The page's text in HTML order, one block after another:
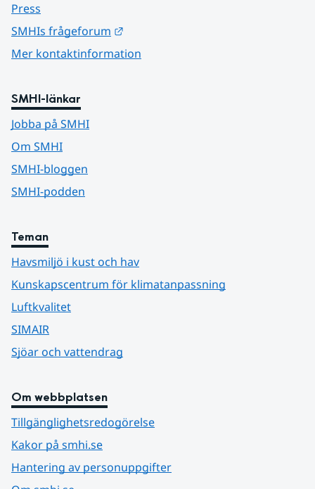
Press
SMHIs frågeforum
Mer kontaktinformation
SMHI-länkar
Jobba på SMHI
Om SMHI
SMHI-bloggen
SMHI-podden
Teman
Havsmiljö i kust och hav
Kunskapscentrum för klimatanpassning
Luftkvalitet
SIMAIR
Sjöar och vattendrag
Om webbplatsen
Tillgänglighetsredogörelse
Kakor på smhi.se
Hantering av personuppgifter